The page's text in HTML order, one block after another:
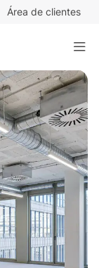
Área de clientes